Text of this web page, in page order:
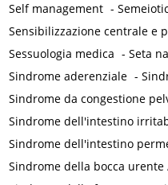
Self management -
Sensibilizzazione centrale e
Sessuologia medica -Seta
Sindrome aderenziale -
Sindrome da congestione
Sindrome dell'intestino
Sindrome dell'intestino
Sindrome della bocca urente